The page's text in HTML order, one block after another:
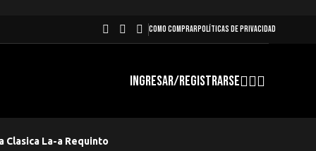
COMO COMPRARPOLÍTICAS DE PRIVACIDAD
INGRESAR/REGISTRARSE
Clasica La-a Requinto